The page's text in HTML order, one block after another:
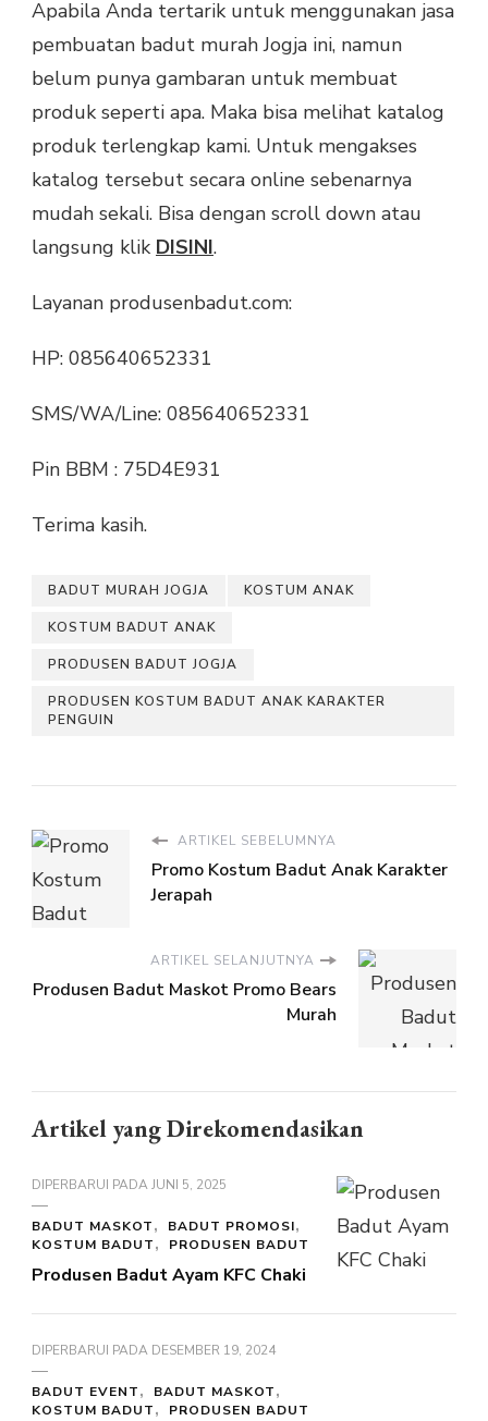
Apabila Anda tertarik untuk menggunakan jasa
pembuatan badut murah Jogja ini, namun
belum punya gambaran untuk membuat
produk seperti apa. Maka bisa melihat katalog
produk terlengkap kami. Untuk mengakses
katalog tersebut secara online sebenarnya
mudah sekali. Bisa dengan scroll down atau
langsung klik DISINI.
Layanan produsenbadut.com:
HP: 085640652331
SMS/WA/Line: 085640652331
Pin BBM : 75D4E931
Terima kasih.
BADUT MURAH JOGJA KOSTUM ANAK
KOSTUM BADUT ANAK
PRODUSEN BADUT JOGJA
PRODUSEN KOSTUM BADUT ANAK KARAKTER
PENGUIN
ARTIKEL SEBELUMNYA
Promo Kostum Badut Anak Karakter
Jerapah
ARTIKEL SELANJUTNYA
Produsen Badut Maskot Promo Bears
Murah
Artikel yang Direkomendasikan
DIPERBARUI PADAJUNI 5, 2025
BADUT MASKOT
BADUT PROMOSI
KOSTUM BADUT
PRODUSEN BADUT
Produsen Badut Ayam KFC Chaki
DIPERBARUI PADA DESEMBER 19, 2024
BADUT EVENT
BADUT MASKOT
KOSTUM BADUT
PRODUSEN BADUT